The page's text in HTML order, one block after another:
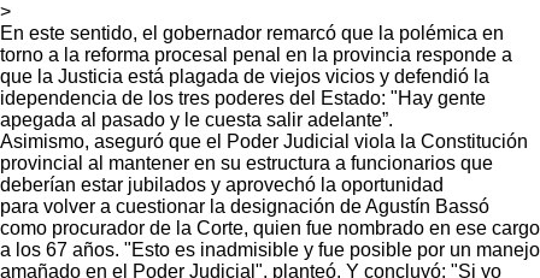
>
En este sentido, el gobernador remarcó que la polémica en
torno a la reforma procesal penal en la provincia responde a
que la Justicia está plagada de viejos vicios y defendió la
idependencia de los tres poderes del Estado: "Hay gente
apegada al pasado y le cuesta salir adelante”.
Asimismo, aseguró que el Poder Judicial viola la Constitución
provincial al mantener en su estructura a funcionarios que
deberían estar jubilados y aprovechó la oportunidad
para volver a cuestionar la designación de Agustín Bassó
como procurador de la Corte, quien fue nombrado en ese cargo
a los 67 años. "Esto es inadmisible y fue posible por un manejo
amañado en el Poder Judicial", planteó. Y concluyó: "Si yo